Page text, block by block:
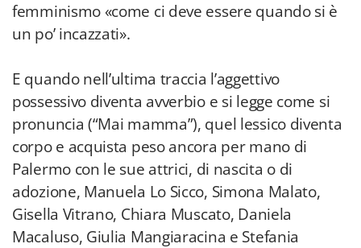
femminismo «come ci deve essere quando si è
un po’ incazzati».
E quando nell’ultima traccia l’aggettivo
possessivo diventa avverbio e si legge come si
pronuncia (“Mai mamma”), quel lessico diventa
corpo e acquista peso ancora per mano di
Palermo con le sue attrici, di nascita o di
adozione, Manuela Lo Sicco, Simona Malato,
Gisella Vitrano, Chiara Muscato, Daniela
Macaluso, Giulia Mangiaracina e Stefania